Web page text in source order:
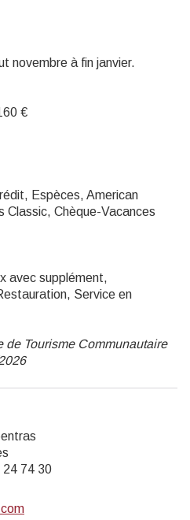
novembre à fin janvier.
€
Espèces, American
Classic, Chèque-Vacances
avec supplément,
Service en
de Tourisme Communautaire
24 74 30